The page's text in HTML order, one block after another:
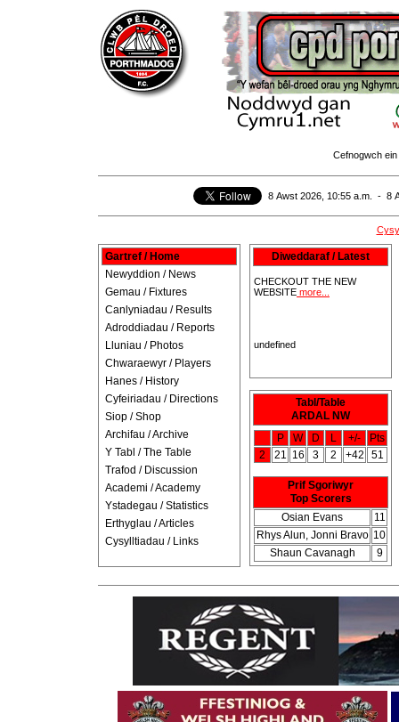
Cefnogwch
8 Awst 2026, 10:55 a.m. - 8
Gartref / Home
Newyddion / News
Gemau / Fixtures
Canlyniadau / Results
Adroddiadau / Reports
Lluniau / Photos
Chwaraewyr / Players
Hanes / History
Cyfeiriadau / Directions
Siop / Shop
Archifau / Archive
Y Tabl / The Table
Trafod / Discussion
Academi / Academy
Ystadegau / Statistics
Erthyglau / Articles
Cysylltiadau / Links
Diweddaraf / Latest
30/03/26
CHECKOUT THE NEW
WEBSITEmore...
Tabl/Table
ARDAL NW
P
W D L +/-
Pts
2
21 16 3 2 +42 51
Prif Sgoriwyr
Top Scorers
Osian Evans
11
Rhys Alun, Jonni Bravo 10
Shaun Cavanagh
9